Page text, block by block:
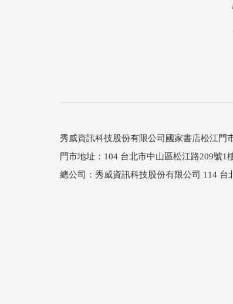
秀威資訊科技股份有限公司國家書店松江
門市地址：104 台北市中山區松江路209號1
總公司：秀威資訊科技股份有限公司 114 台